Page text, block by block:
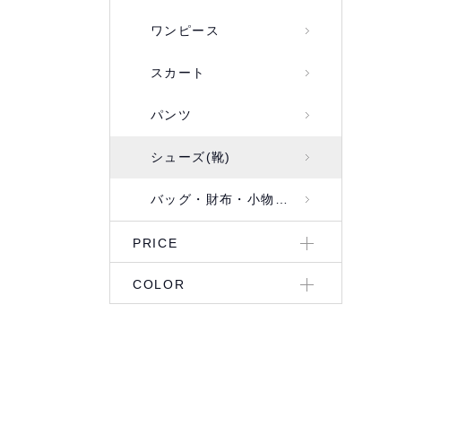
ワンピース
スカート
パンツ
シューズ(靴)
バッグ・財布・小物入れ
PRICE
COLOR